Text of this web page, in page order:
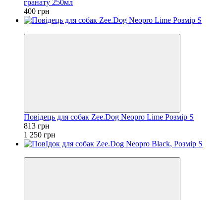
гранату 250мл
400 грн
Повідець для собак Zee.Dog Neopro Lime Розмір S
813 грн
1 250 грн